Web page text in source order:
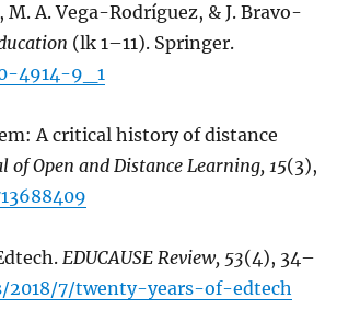
A. Vega-Rodríguez, & J. Bravo-
(lk 1–11). Springer.
4914-9_1
A critical history of distance
of Open and Distance Learning, 15(3),
EDUCAUSE Review, 53(4), 34–
2018/7/twenty-years-of-edtech